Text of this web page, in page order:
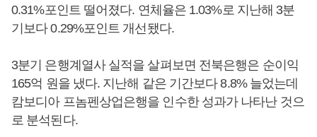
0.31%포인트 떨어졌다. 연체율은 1.03%로 지난해 3분
기보다 0.29%포인트 개선됐다.
3분기 은행계열사 실적을 살펴보면 전북은행은 순이익
165억 원을 냈다. 지난해 같은 기간보다 8.8% 늘었는데
캄보디아 프놈펜상업은행을 인수한 성과가 나타난 것으
로 분석된다.